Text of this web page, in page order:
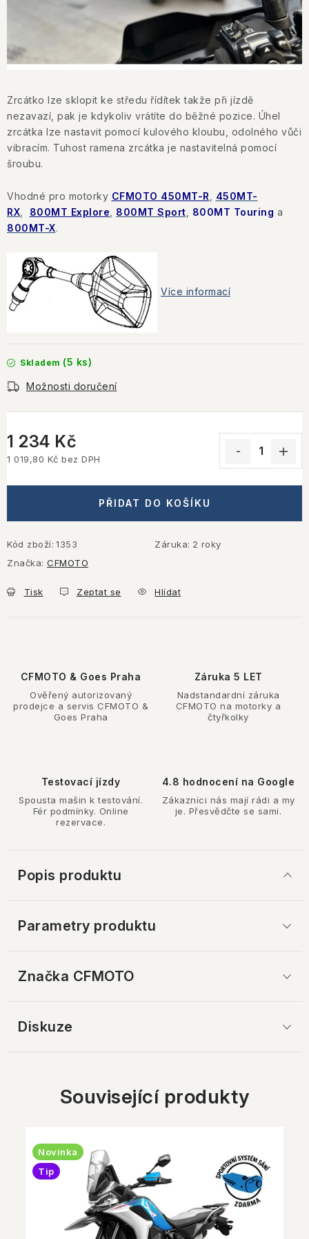
NÁKUP NA SPLÁTKY ESSOX
Jak nakupovat
Obchodní podmínky
Podmínky ochrany osobních údajů
Zrcátko lze sklopit ke středu řídítek takže při jízdě
nezavazí, pak je kdykoliv vrátíte do běžné pozice. Úhel
zrcátka lze nastavit pomocí kulového kloubu, odolného vůči
vibracím. Tuhost ramena zrcátka je nastavitelná pomocí
šroubu.
Vhodné pro motorky CFMOTO 450MT-R
450MT-
RX
800MT Explore 800MT Sport 800MT Touring a
800MT-X.
Více informací
Skladem (5 ks)
Možnosti doručení
1 234 Kč
1 019,80 Kč bez DPH
PŘIDAT DO KOŠÍKU
Kód zboží: 1353 Záruka: 2 roky
Značka: CFMOTO
Tisk Zeptat se Hlídat
CFMOTO & Goes Praha
Ověřený autorizovaný
prodejce a servis CFMOTO &
Goes Praha
Záruka 5 LET
Nadstandardní záruka
CFMOTO na motorky a
čtyřkolky
Testovací jízdy
Spousta mašin k testování.
Fér podmínky. Online
rezervace.
4.8 hodnocení na Google
Zákazníci nás mají rádi a my
je. Přesvědčte se sami.
Popis produktu
Parametry produktu
Značka CFMOTO
Diskuze
Související produkty
Novinka
Tip